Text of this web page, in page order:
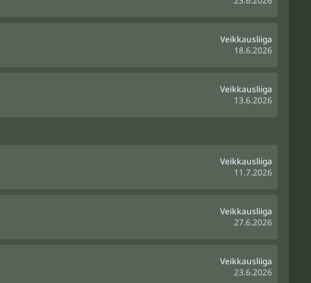
Veikkausliiga
18.6.2026
Veikkausliiga
13.6.2026
Veikkausliiga
11.7.2026
Veikkausliiga
27.6.2026
Veikkausliiga
23.6.2026